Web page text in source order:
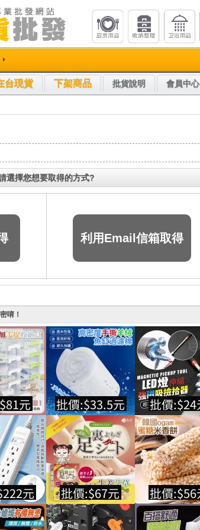
台現貨 下架商品 批貨說明 會員中心
選擇您想要取得的方式?
利用Email信箱取得
唷！